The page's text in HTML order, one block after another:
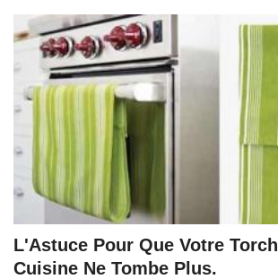
L'Astuce Pour Que Votre
Cuisine Ne Tombe Plus.